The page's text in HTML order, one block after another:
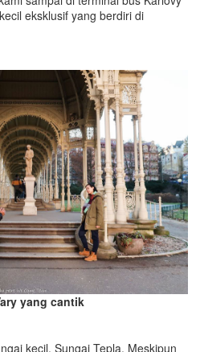
eksklusif yang berdiri di
yang cantik
kecil, Sungai Tepla. Meskipun